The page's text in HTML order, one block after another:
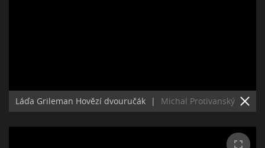
Láďa Grileman Hovězí dvouručák | Michal Protivanský